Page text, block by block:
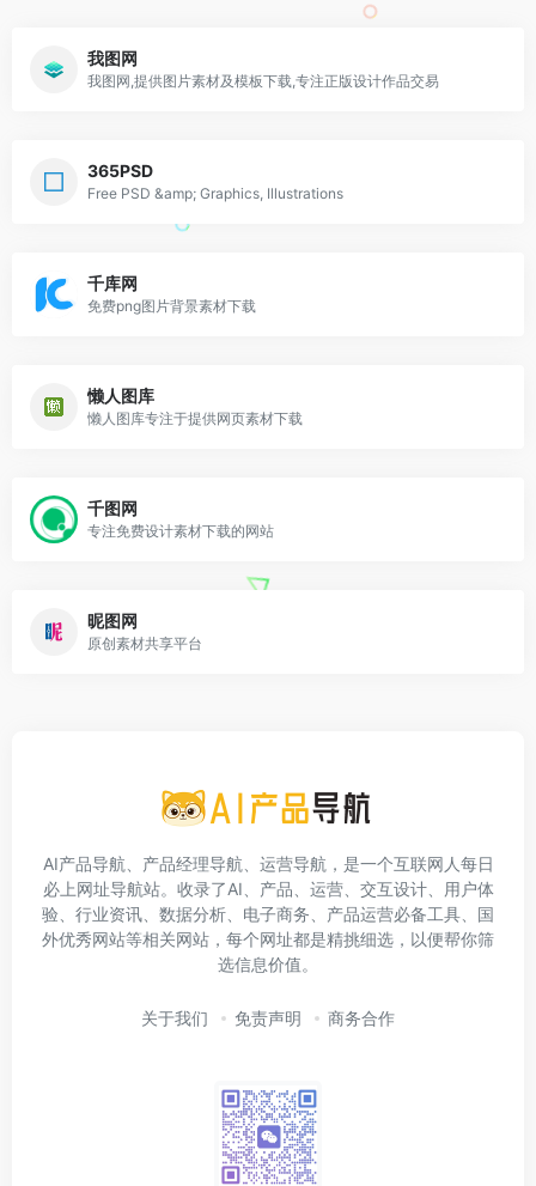
我图网
我图网,提供图片素材及模板下载,专注正版设计作品交易
365PSD
Free PSD &amp; Graphics, Illustrations
千库网
免费png图片背景素材下载
懒人图库
懒人图库专注于提供网页素材下载
千图网
专注免费设计素材下载的网站
昵图网
原创素材共享平台
AI产品导航、产品经理导航、运营导航，是一个互联网人每日
必上网址导航站。收录了AI、产品、运营、交互设计、用户体
验、行业资讯、数据分析、电子商务、产品运营必备工具、国
外优秀网站等相关网站，每个网址都是精挑细选，以便帮你筛
选信息价值。
关于我们 免责声明 商务合作